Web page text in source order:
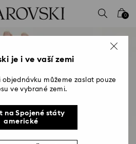
0
je i ve vaší zemi
objednávku můžeme zaslat pouze
ve vybrané zemi.
na Spojené státy
americké